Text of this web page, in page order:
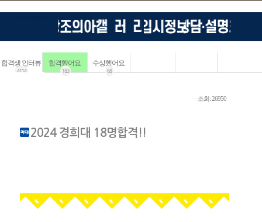
합격생 인터뷰
4114
합격했어요
183
수상했어요
68
ㆍ조회: 26950
2024 경희대 18명합격!!